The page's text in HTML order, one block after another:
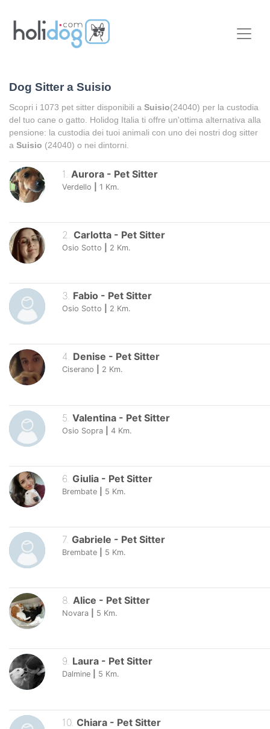
Dog Sitter a Suisio
Scopri i 1073 pet sitter disponibili a Suisio(24040) per la custodia
del tuo cane o gatto. Holidog Italia ti offre un'ottima alternativa alla
pensione: la custodia dei tuoi animali con uno dei nostri dog sitter
a Suisio (24040) o nei dintorni.
1 Aurora - Pet Sitter
Verdello 1 Km.
2. Carlotta - Pet Sitter
Osio Sotto 2 Km.
3. Fabio - Pet Sitter
Osio Sotto 2 Km.
4. Denise - Pet Sitter
Ciserano 2 Km.
5 Valentina - Pet Sitter
Osio Sopra 4 Km.
6 Giulia - Pet Sitter
Brembate 5 Km.
7. Gabriele - Pet Sitter
Brembate 5 Km.
8. Alice - Pet Sitter
Novara 5 Km.
9. Laura - Pet Sitter
Dalmine 5 Km.
10. Chiara - Pet Sitter